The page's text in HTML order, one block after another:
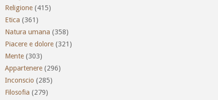
Religione (415)
Etica (361)
Natura umana (358)
Piacere e dolore (321)
Mente (303)
Appartenere (296)
Inconscio (285)
Filosofia (279)